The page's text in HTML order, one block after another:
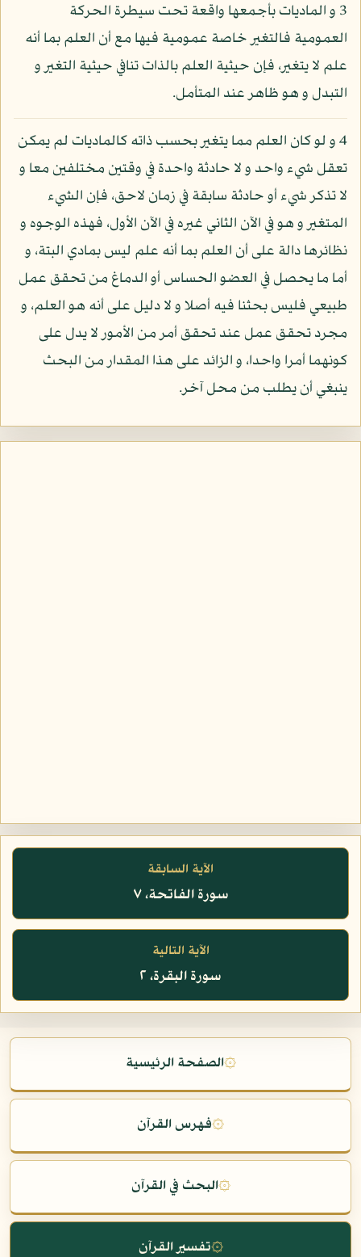
3 و الماديات بأجمعها واقعة تحت سيطرة الحركة
العمومية فالتغير خاصة عمومية فيها مع أن العلم بما أنه
علم لا يتغير، فإن حيثية العلم بالذات تنافي حيثية التغير و
التبدل و هو ظاهر عند المتأمل.
4 و لو كان العلم مما يتغير بحسب ذاته كالماديات لم يمكن
تعقل شيء واحد و لا حادثة واحدة في وقتين مختلفين معا و
لا تذكر شيء أو حادثة سابقة في زمان لاحق، فإن الشيء
المتغير و هو في الآن الثاني غيره في الآن الأول، فهذه الوجوه و
نظائرها دالة على أن العلم بما أنه علم ليس بمادي البتة، و
أما ما يحصل في العضو الحساس أو الدماغ من تحقق عمل
طبيعي فليس بحثنا فيه أصلا و لا دليل على أنه هو العلم، و
مجرد تحقق عمل عند تحقق أمر من الأمور لا يدل على
كونهما أمرا واحدا، و الزائد على هذا المقدار من البحث
ينبغي أن يطلب من محل آخر.
الآية السابقة
سورة الفاتحة، ٧
الآية التالية
سورة البقرة، ٢
۞الصفحة الرئيسية
۞فهرس القرآن
۞البحث في القرآن
۞تفسير القرآن